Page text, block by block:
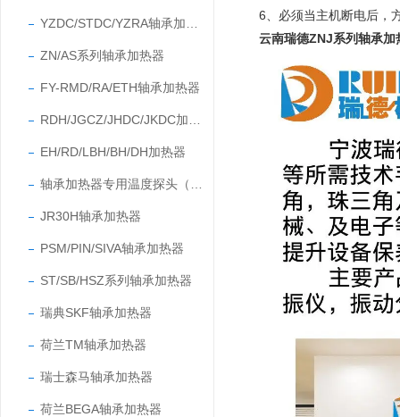
ZN/AS系列轴承加热器
FY-RMD/RA/ETH轴承加热器
EH/RD/LBH/BH/DH加热器
JR30H轴承加热器
PSM/PIN/SIVA轴承加热器
ST/SB/HSZ系列轴承加热器
瑞典SKF轴承加热器
荷兰TM轴承加热器
瑞士森马轴承加热器
荷兰BEGA轴承加热器
6、必须当主机断电后，
云南瑞德ZNJ系列轴承